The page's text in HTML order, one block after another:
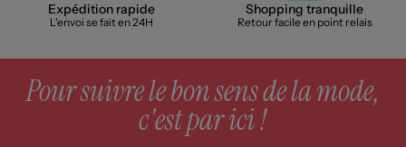
Expédition rapide
L'envoi se fait en 24H
Shopping tranquille
Retour facile en point relais
Pour suivre le bon sens de la mode,
c'est par ici !